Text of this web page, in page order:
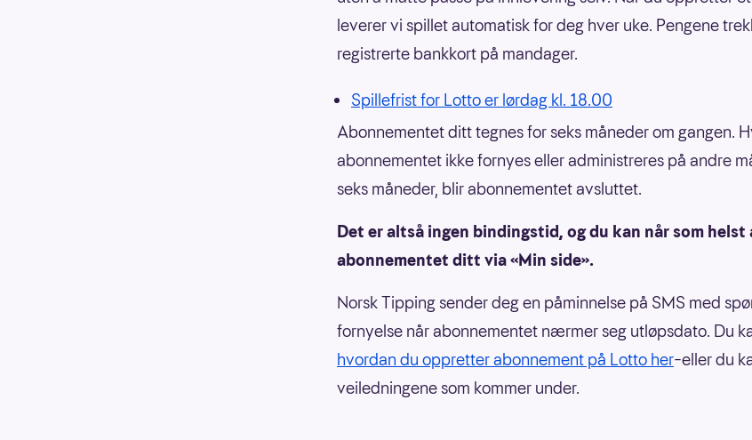
leverer vi spillet automatisk for deg hver uke. Pengene
registrerte bankkort på mandager.
Spillefrist for Lotto er lørdag kl. 18.00
Abonnementet ditt tegnes for seks måneder om gangen.
abonnementet ikke fornyes eller administreres på andre
seks måneder, blir abonnementet avsluttet.
Det er altså ingen bindingstid, og du kan når som
abonnementet ditt via «Min side».
Norsk Tipping sender deg en påminnelse på SMS med
fornyelse når abonnementet nærmer seg utløpsdato. Du
hvordan du oppretter abonnement på Lotto her–eller du
veiledningene som kommer under.